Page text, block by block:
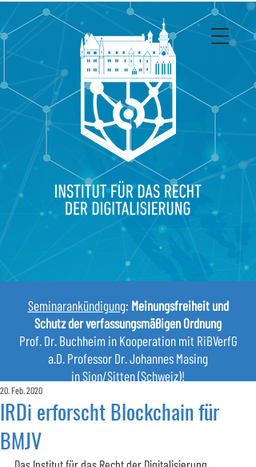
Seminarankündigung: Meinungsfreiheit und
Schutz der verfassungsmäßigen Ordnung
Prof. Dr. Buchheim in Kooperation mit RiBVerfG
a.D. Professor Dr. Johannes Masing
in Sion/Sitten (Schweiz)!
IRDi erforscht Blockchain für
BMJV
20. Feb. 2020